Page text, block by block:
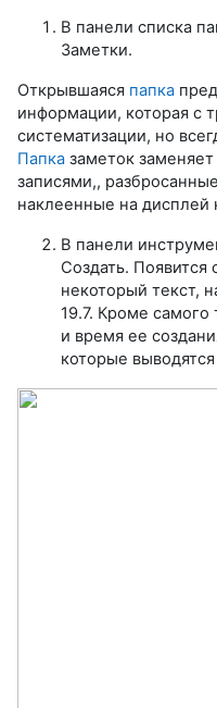
В панели списка
Заметки.
Открывшаяся папка
информации, которая с
систематизации, но
Папка заметок
записями,,
наклеенные на дисплей
В панели
Создать. Появится
некоторый текст,
19.7. Кроме самого
и время ее
которые